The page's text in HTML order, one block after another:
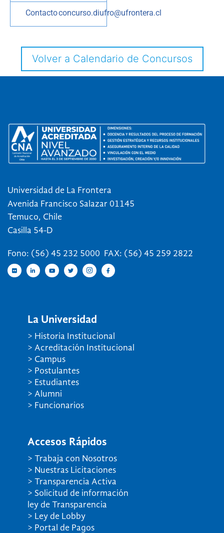
Contactoconcurso.diufro@ufrontera.cl
Volver a Calendario de Concursos
Universidad de La Frontera
Avenida Francisco Salazar 01145
Temuco, Chile
Casilla 54-D
Fono: (56) 45 232 5000 FAX: (56) 45 259 2822
La Universidad
> Historia Institucional
> Acreditación Institucional
> Campus
> Postulantes
> Estudiantes
> Alumni
> Funcionarios
Accesos Rápidos
> Trabaja con Nosotros
> Nuestras Licitaciones
> Transparencia Activa
> Solicitud de información
ley de Transparencia
> Ley de Lobby
> Portal de Pagos